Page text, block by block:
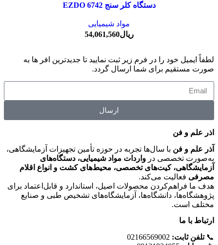
دستگاه کلر سنج EZDO 6742
مواد شیمیایی
ریال54,061,560
لطفاً ایمیل خود را در فرم زیر ثبت نمایید تا جدیدترین افر ها به‌
صورت مستقیم برای شما ارسال گردد.
ارسال
اذر علم و فن
آذر علم و فن با سال‌ها تجربه در حوزه تأمین تجهیزات آزمایشگاهی،
به‌صورت تخصصی در واردات مواد شیمیایی، دستگاه‌های
آزمایشگاهی، کیت‌های تخصصی، محیط‌های کشت و انواع اقلام
مصرفی فعالیت می‌کند.
هدف ما فراهم‌کردن محصولات اصیل، استاندارد و قابل‌اعتماد برای
پژوهشگاه‌ها، دانشگاه‌ها، آزمایشگاه‌های تشخیص طبی و صنایع
مختلف است.
ارتباط با ما
📞تلفن ثابت: